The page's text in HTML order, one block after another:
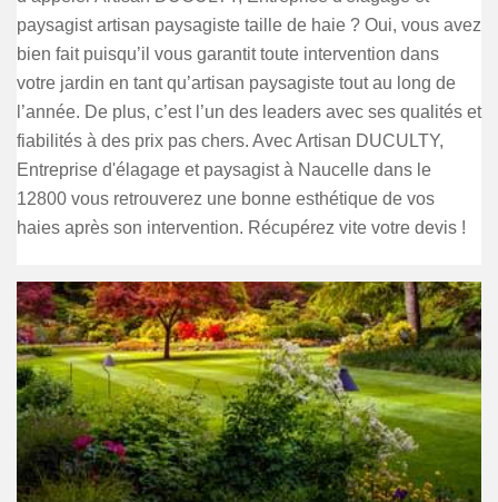
paysagist artisan paysagiste taille de haie ? Oui, vous avez
bien fait puisqu’il vous garantit toute intervention dans
votre jardin en tant qu’artisan paysagiste tout au long de
l’année. De plus, c’est l’un des leaders avec ses qualités et
fiabilités à des prix pas chers. Avec Artisan DUCULTY,
Entreprise d'élagage et paysagist à Naucelle dans le
12800 vous retrouverez une bonne esthétique de vos
haies après son intervention. Récupérez vite votre devis !